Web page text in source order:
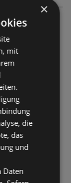
bis:
×
mit
die
das
und
Daten